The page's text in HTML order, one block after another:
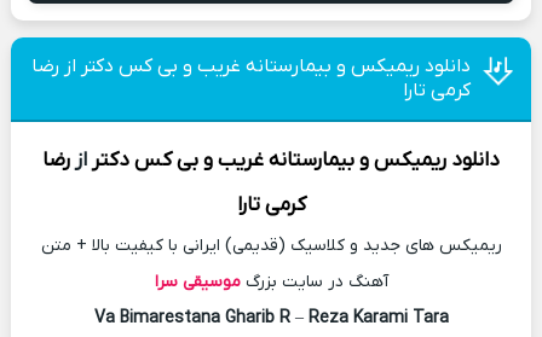
دانلود ریمیکس و بیمارستانه غریب و بی کس دکتر از رضا
کرمی تارا
دانلود ریمیکسو بیمارستانه غریب و بی کس دکتر ازرضا
کرمی تارا
ریمیکس های جدید و کلاسیک (قدیمی) ایرانی با کیفیت بالا + متن
آهنگ در سایت بزرگموسیقی سرا
Va Bimarestana Gharib R– Reza Karami Tara